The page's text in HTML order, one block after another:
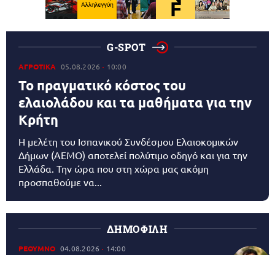
G-SPOT
ΑΓΡΟΤΙΚΑ 05.08.2026 10:00
Το πραγματικό κόστος του
ελαιολάδου και τα μαθήματα για την
Κρήτη
Η μελέτη του Ισπανικού Συνδέσμου Ελαιοκομικών
Δήμων (AEMO) αποτελεί πολύτιμο οδηγό και για την
Ελλάδα. Την ώρα που στη χώρα μας ακόμη
προσπαθούμε να...
ΔΗΜΟΦΙΛΗ
ΡΕΘΥΜΝΟ 04.08.2026 14:00